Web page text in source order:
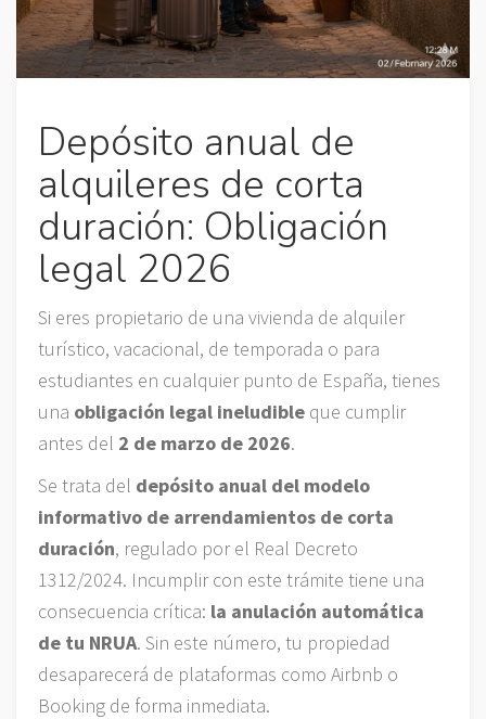
Depósito anual de
alquileres de corta
duración: Obligación
legal 2026
Si eres propietario de una vivienda de alquiler
turístico, vacacional, de temporada o para
estudiantes en cualquier punto de España, tienes
una obligación legal ineludible que cumplir
antes del 2 de marzo de 2026.
Se trata del depósito anual del modelo
informativo de arrendamientos de corta
duración, regulado por el Real Decreto
1312/2024. Incumplir con este trámite tiene una
consecuencia crítica: la anulación automática
de tu NRUA. Sin este número, tu propiedad
desaparecerá de plataformas como Airbnb o
Booking de forma inmediata.